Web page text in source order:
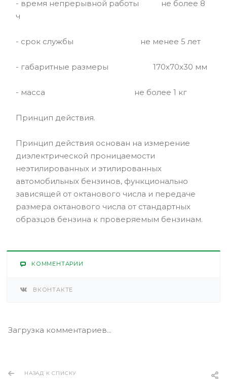
- время непрерывной работы не более 8
ч
- срок службы не менее 5 лет
- габаритные размеры 170х70х30 мм
- масса не более 1 кг
Принцип действия.
Принцип действия основан на измерение
диэлектрической проницаемости
неэтилированных и этилированных
автомобильных бензинов, функционально
зависящей от октанового числа и передаче
размера октанового числа от стандартных
образцов бензина к проверяемым бензинам.
КОММЕНТАРИИ
ВКОНТАКТЕ
Загрузка комментариев...
НАЗАД К СПИСКУ